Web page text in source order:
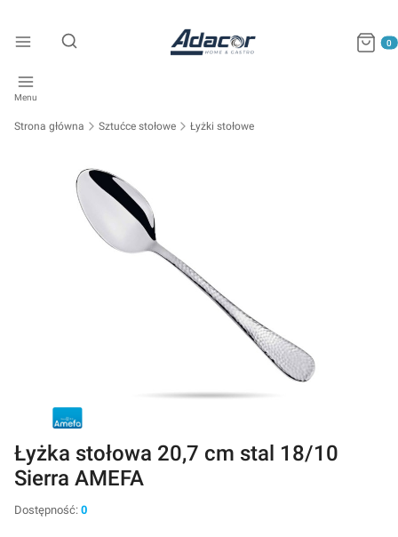
Otwórz wyszukiwarkę
Menu
Strona główna Sztućce stołowe Łyżki stołowe
Łyżka stołowa 20,7 cm stal 18/10
Sierra AMEFA
Dostępność: 0